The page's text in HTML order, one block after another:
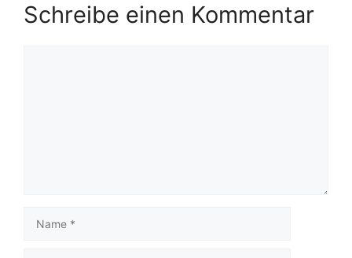
Schreibe einen Kommentar